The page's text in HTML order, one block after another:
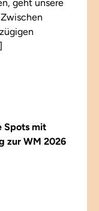
geht unsere
Spots mit
zur WM 2026